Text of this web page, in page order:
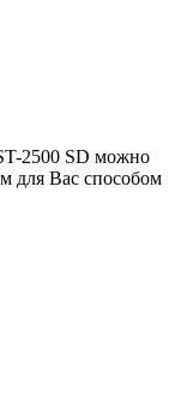
2500 SD можно
для Вас способом